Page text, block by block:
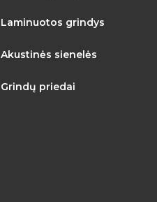
Laminuotos grindys
Akustinės sienelės
Grindų priedai